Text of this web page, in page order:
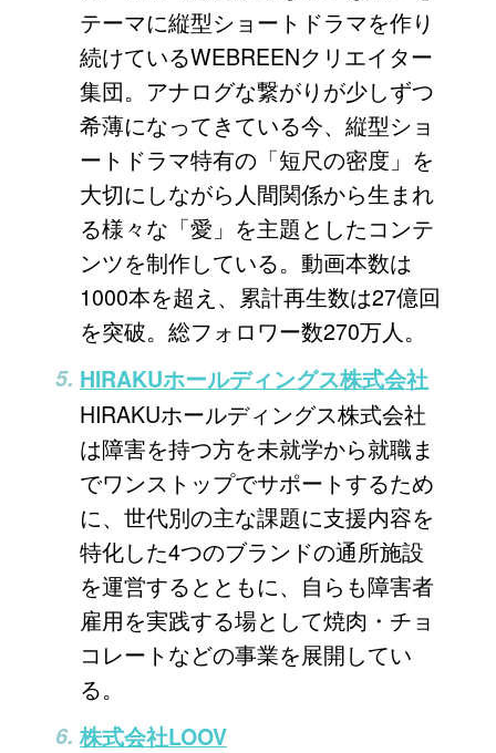
テーマに縦型ショートドラマを作り
続けているWEBREENクリエイター
集団。アナログな繋がりが少しずつ
希薄になってきている今、縦型ショ
ートドラマ特有の「短尺の密度」を
大切にしながら人間関係から生まれ
る様々な「愛」を主題としたコンテ
ンツを制作している。動画本数は
1000本を超え、累計再生数は27億回
を突破。総フォロワー数270万人。
HIRAKUホールディングス株式会社
HIRAKUホールディングス株式会社
は障害を持つ方を未就学から就職ま
でワンストップでサポートするため
に、世代別の主な課題に支援内容を
特化した4つのブランドの通所施設
を運営するとともに、自らも障害者
雇用を実践する場として焼肉・チョ
コレートなどの事業を展開してい
る。
株式会社LOOV